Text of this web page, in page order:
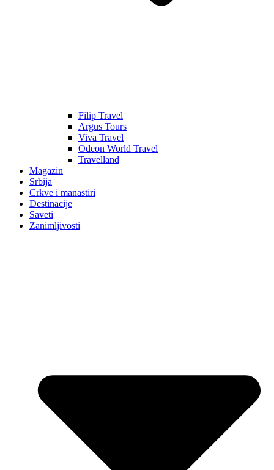
Filip Travel
Argus Tours
Viva Travel
Odeon World Travel
Travelland
Magazin
Srbija
Crkve i manastiri
Destinacije
Saveti
Zanimljivosti